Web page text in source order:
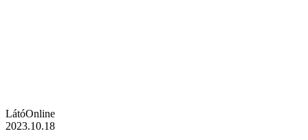
LátóOnline
2023.10.18